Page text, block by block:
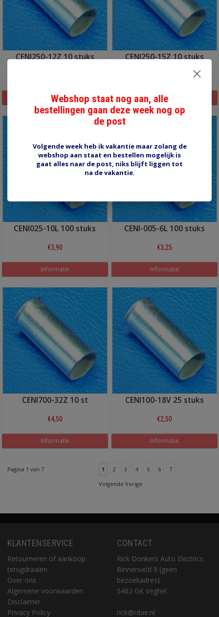
CENI250-12Z 10 stuks
Informatie
CENI250-15Z 10 stuks
Informatie
CENI025-10L 100 stuks
€3,90
Informatie
CENI-005-6L 100 stuks
€3,25
Informatie
CENI700-32Z 10 st
€4,50
Informatie
CENI100-18V 25 stuks
€2,50
Informatie
Pagina 1 van 7 1 2 3 4 5 6
7
Volgende Vorige
KLANTENSERVICE
Retourneren of aankoop
terugdraaien
Over ons
Algemene voorwaarden
Disclaimer
Privacy Policy
CONTACT
Rick Donkers Auto Electrics
Binnenveld 9 (geen
bezoekadres)
5462 GK Veghel
rick@rdae.nl
Webshop staat nog aan, alle
bestellingen gaan deze week nog op
de post
Volgende week heb ik vakantie maar zolang de
webshop aan staat en bestellen mogelijk is
gaat alles naar de post, niks blijft liggen tot
na de vakantie.